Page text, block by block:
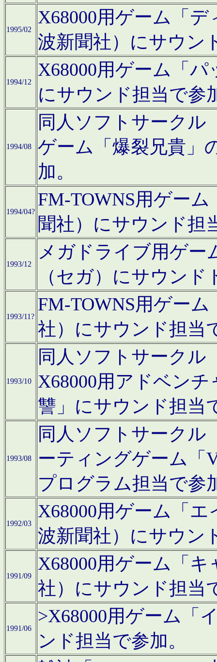
1995/02
X68000用ゲーム「
波新聞社）にサウン
1994/12
X68000用ゲーム「
にサウンド担当で参
1994/08
同人ソフトサークル
ゲーム「爆裂兄貴」
加。
1994/04?
FM-TOWNS用ゲー
聞社）にサウンド担
1993/12
メガドライブ用ゲー
（セガ）にサウン
1993/11?
FM-TOWNS用ゲー
社）にサウンド担当
1993/10
同人ソフトサークル
X68000用アドベン
讐」にサウンド担当
1993/08
同人ソフトサークル
ーティングゲーム「
プログラム担当で参
1992/03
X68000用ゲーム「
波新聞社）にサウン
1991/09
X68000用ゲーム「
社）にサウンド担当
1991/06
>X68000用ゲーム「
ンド担当で参加。